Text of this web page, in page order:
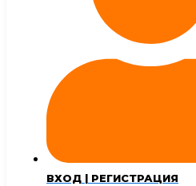
ВХОД | РЕГИСТРАЦИЯ